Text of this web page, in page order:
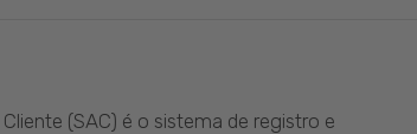
(SAC) é o sistema de registro e